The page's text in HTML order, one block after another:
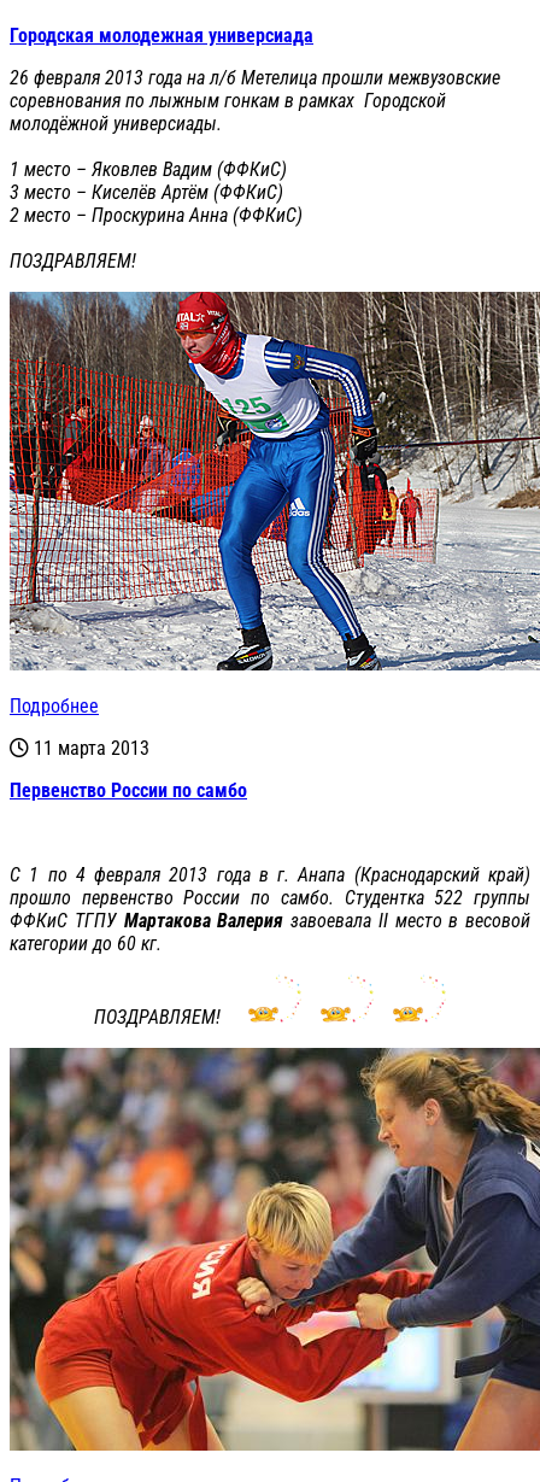
Городская молодежная универсиада
26 февраля 2013 года на л/б Метелица прошли межвузовские
соревнования по лыжным гонкам в рамках Городской
молодёжной универсиады.
1 место – Яковлев Вадим (ФФКиС)
3 место – Киселёв Артём (ФФКиС)
2 место – Проскурина Анна (ФФКиС)
ПОЗДРАВЛЯЕМ!
Подробнее
11 марта 2013
Первенство России по самбо
С 1 по 4 февраля 2013 года в г. Анапа (Краснодарский край)
прошло первенство России по самбо. Студентка 522 группы
ФФКиС ТГПУ Мартакова Валерия завоевала II место в весовой
категории до 60 кг.
ПОЗДРАВЛЯЕМ!